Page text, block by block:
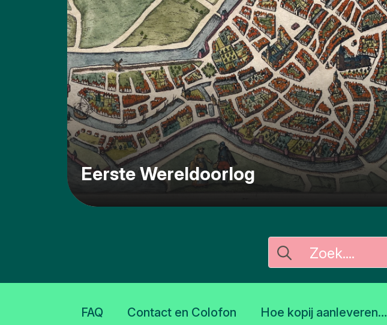
Eerste Wereldoorlog
Search
for:
FAQ Contact en Colofon​ Hoe kopij aanleveren…